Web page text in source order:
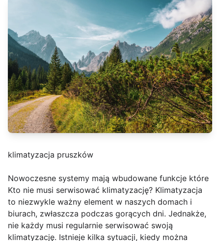
klimatyzacja pruszków
Nowoczesne systemy mają wbudowane funkcje które
Kto nie musi serwisować klimatyzację? Klimatyzacja
to niezwykle ważny element w naszych domach i
biurach, zwłaszcza podczas gorących dni. Jednakże,
nie każdy musi regularnie serwisować swoją
klimatyzację. Istnieje kilka sytuacji, kiedy można